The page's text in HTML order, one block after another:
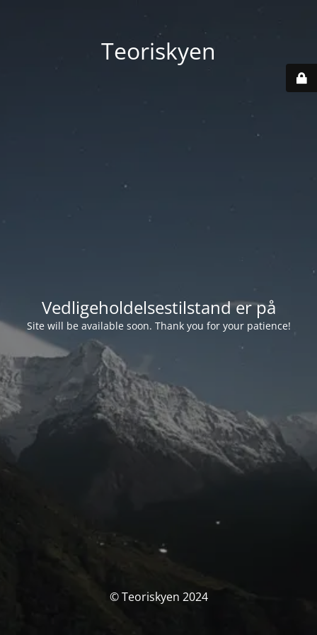
Teoriskyen
Vedligeholdelsestilstand er på
Site will be available soon. Thank you for your patience!
© Teoriskyen 2024